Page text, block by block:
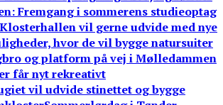
Fremgang i sommerens studieoptag
vil gerne udvide med nye
hvor de vil bygge natursuiter
og platform på vej i Mølledammen
får nyt rekreativt
vil udvide stinettet og bygge